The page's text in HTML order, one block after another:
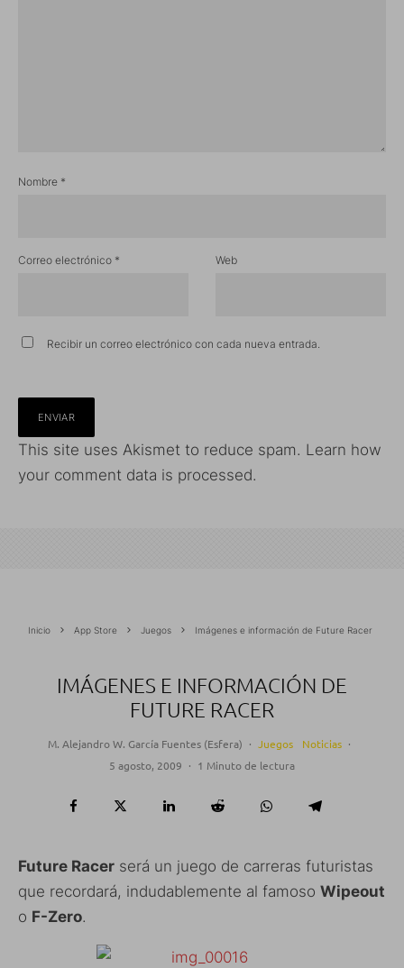
Nombre *
Correo electrónico * Web
Recibir un correo electrónico con cada nueva entrada.
This site uses Akismet to reduce spam. Learn how
your comment data is processed.
Inicio App Store Juegos Imágenes e información de Future Racer
IMÁGENES E INFORMACIÓN DE
FUTURE RACER
M. Alejandro W. García Fuentes (Esfera) · Juegos Noticias ·
5 agosto, 2009 · 1 Minuto de lectura
Future Racer será un juego de carreras futuristas
que recordará, indudablemente al famoso Wipeout
o F-Zero.